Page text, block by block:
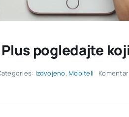
pogledajte
Izdvojeno,Mobiteli